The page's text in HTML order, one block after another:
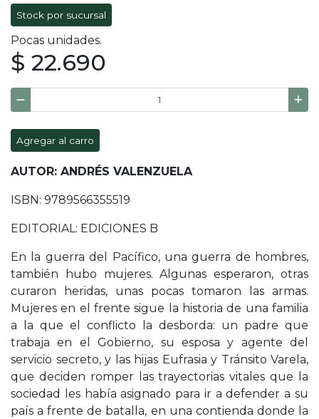
Stock por sucursal
Pocas unidades.
$ 22.690
Agregar al carro
AUTOR: ANDRÉS VALENZUELA
ISBN: 9789566355519
EDITORIAL: EDICIONES B
En la guerra del Pacífico, una guerra de hombres,
también hubo mujeres. Algunas esperaron, otras
curaron heridas, unas pocas tomaron las armas.
Mujeres en el frente sigue la historia de una familia
a la que el conflicto la desborda: un padre que
trabaja en el Gobierno, su esposa y agente del
servicio secreto, y las hijas Eufrasia y Tránsito Varela,
que deciden romper las trayectorias vitales que la
sociedad les había asignado para ir a defender a su
país a frente de batalla, en una contienda donde la